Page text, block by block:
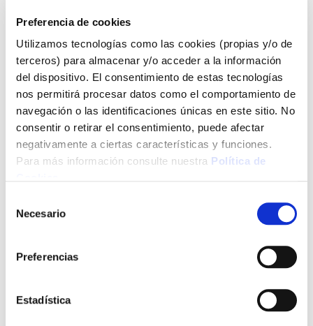
Preferencia de cookies
Utilizamos tecnologías como las cookies (propias y/o de
terceros) para almacenar y/o acceder a la información
del dispositivo. El consentimiento de estas tecnologías
nos permitirá procesar datos como el comportamiento de
navegación o las identificaciones únicas en este sitio. No
consentir o retirar el consentimiento, puede afectar
negativamente a ciertas características y funciones.
Para más información consulte nuestra Política de
Necesario
Preferencias
Estadística
2,75 €
Añadir al carrito
+ INFO